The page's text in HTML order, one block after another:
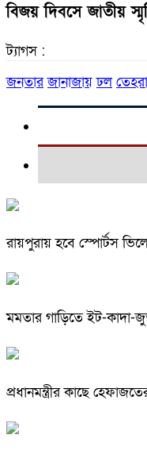
বিজয় দিবসে জাতীয়
ট্যাগস :
জনতার জানাজায় ঢল
রায়পুরায় হবে স্পোর্টস
মমতার গাড়িতে ইট-কাদা-
প্রধানমন্ত্রীর কাছে